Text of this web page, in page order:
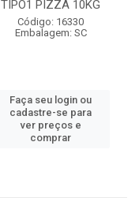
TIPO1 PIZZA 10KG
Código: 16330
Embalagem: SC
Faça seu login ou
cadastre-se para
ver preços e
comprar